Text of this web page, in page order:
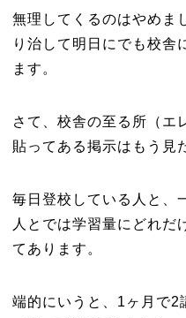
無理してくるのはやめま
り治して明日にでも校舎
ます。
さて、校舎の至る所（エ
貼ってある掲示はもう見
毎日登校している人と、
人とでは学習量にどれだ
てあります。
端的にいうと、1ヶ月で2